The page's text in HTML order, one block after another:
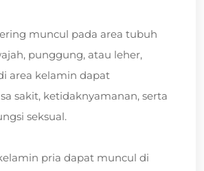
muncul pada area tubuh
punggung, atau leher,
area kelamin dapat
sakit, ketidaknyamanan, serta
seksual.
pria dapat muncul di